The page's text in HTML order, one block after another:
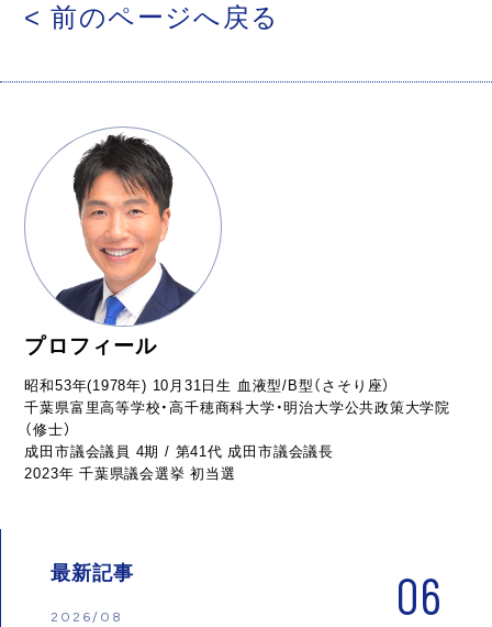
< 前のページへ戻る
プロフィール
昭和53年(1978年) 10月31日生 血液型/B型（さそり座）
千葉県富里高等学校・高千穂商科大学・明治大学公共政策大学院
（修士）
成田市議会議員 4期 / 第41代 成田市議会議長
2023年 千葉県議会選挙 初当選
最新記事
2026/08 06